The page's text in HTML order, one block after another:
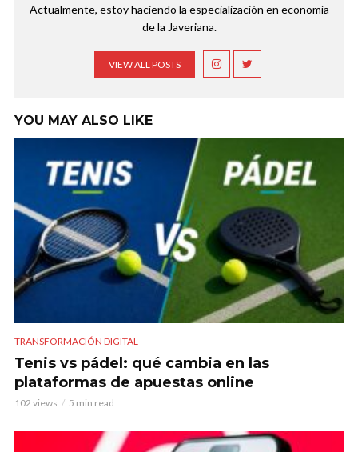
Actualmente, estoy haciendo la especialización en economía
de la Javeriana.
VIEW ALL POSTS
YOU MAY ALSO LIKE
TRANSFORMACIÓN DIGITAL
Tenis vs pádel: qué cambia en las
plataformas de apuestas online
102 views 5 min read